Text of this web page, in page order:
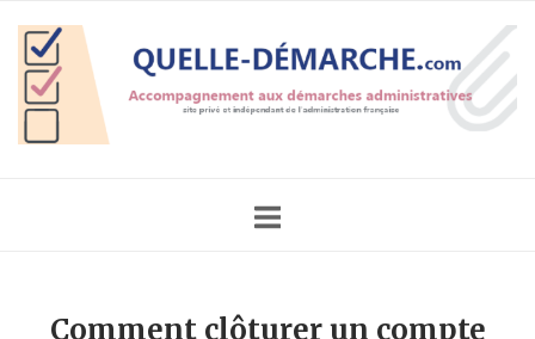
content
Home
Comment clôturer un compte